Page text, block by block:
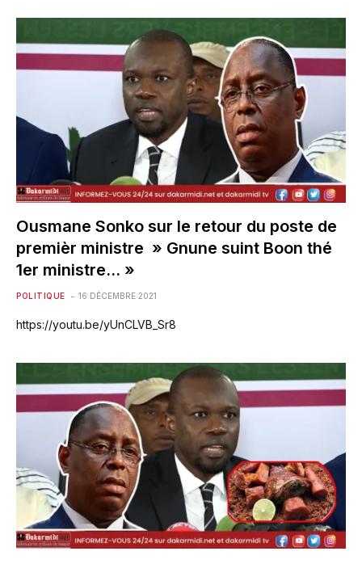
Ousmane Sonko sur le retour du poste de
premièr ministre » Gnune suint Boon thé
1er ministre… »
POLITIQUE 16 DÉCEMBRE 2021
https://youtu.be/yUnCLVB_Sr8